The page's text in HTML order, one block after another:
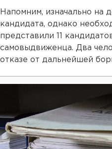
Напомним, изначально на
кандидата, однако
представили 11
самовыдвиженца. Два
отказе от дальнейшей